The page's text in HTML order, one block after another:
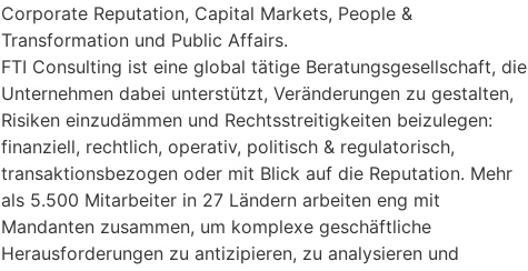
Corporate Reputation, Capital Markets, People &
Transformation und Public Affairs.
FTI Consulting ist eine global tätige Beratungsgesellschaft, die
Unternehmen dabei unterstützt, Veränderungen zu gestalten,
Risiken einzudämmen und Rechtsstreitigkeiten beizulegen:
finanziell, rechtlich, operativ, politisch & regulatorisch,
transaktionsbezogen oder mit Blick auf die Reputation. Mehr
als 5.500 Mitarbeiter in 27 Ländern arbeiten eng mit
Mandanten zusammen, um komplexe geschäftliche
Herausforderungen zu antizipieren, zu analysieren und